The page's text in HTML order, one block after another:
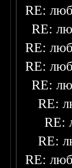
RE:
RE:
RE:
RE:
RE:
RE:
RE:
RE:
RE: